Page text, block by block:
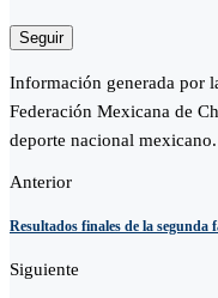
Seguir
Información generada por
Federación Mexicana de
deporte nacional mexicano.
Anterior
Resultados finales de la
Siguiente